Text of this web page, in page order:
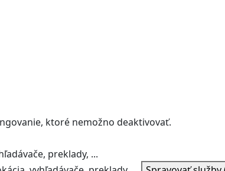
ktoré nemožno deaktivovať.
preklady, ...